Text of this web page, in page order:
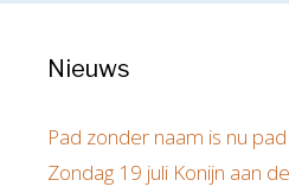
Nieuws
Pad zonder naam is nu
Zondag 19 juli Konijn aan